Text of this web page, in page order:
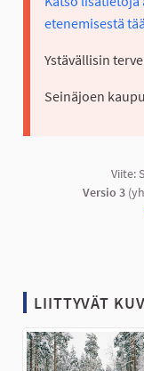
etenemisestä
Ystävällisin
Seinäjoen
Viite:
Versio 3
LIITTYVÄT